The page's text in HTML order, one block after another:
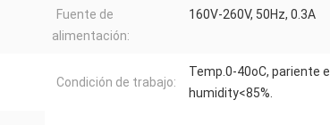
Fuente de
alimentación:
160V-260V, 50Hz, 0.3A
Condición de trabajo:
Temp.0-40oC, pariente el
humidity<85%.